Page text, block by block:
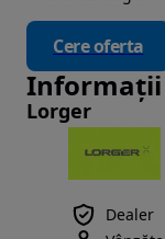
Cere oferta
Informații
Lorger
Dealer